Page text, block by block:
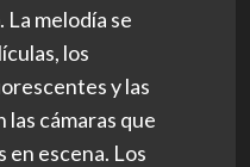
melodía se
los
y las
cámaras que
en escena. Los